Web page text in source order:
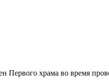
Первого храма во время